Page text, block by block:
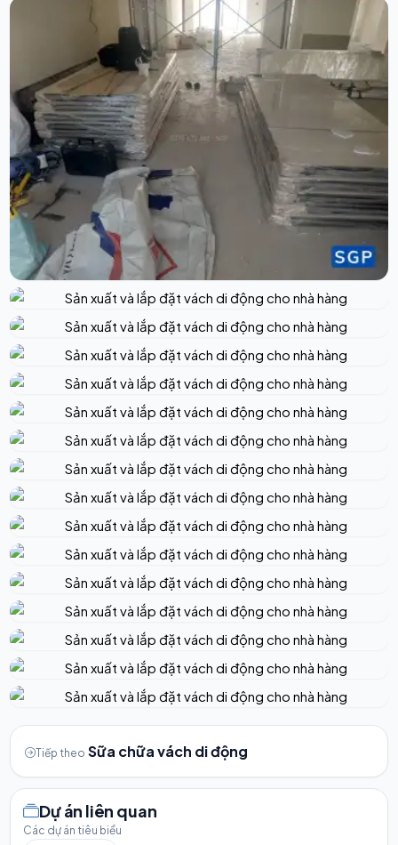
Tiếp theo Sữa chữa vách di động
Dự án liên quan
Các dự án tiêu biểu